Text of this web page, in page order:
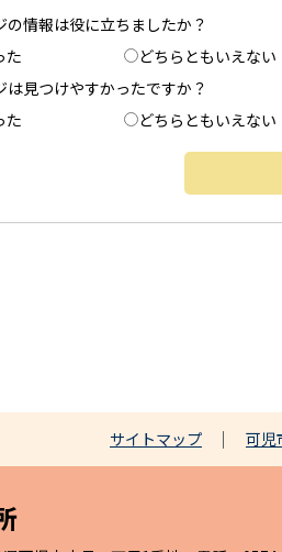
の情報は役に立ちましたか？
た
どちらともいえない
は見つけやすかったですか？
た
どちらともいえない
サイトマップ 可児